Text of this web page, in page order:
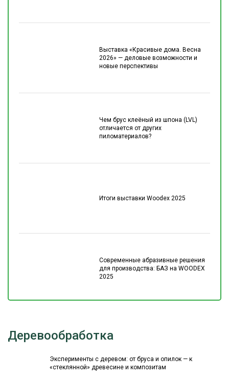
Выставка «Красивые дома. Весна
2026» — деловые возможности и
новые перспективы
Чем брус клеёный из шпона (LVL)
отличается от других
пиломатериалов?
Итоги выставки Woodex 2025
Современные абразивные решения
для производства: БАЗ на WOODEX
2025
Деревообработка
Эксперименты с деревом: от бруса и опилок — к
«стеклянной» древесине и композитам